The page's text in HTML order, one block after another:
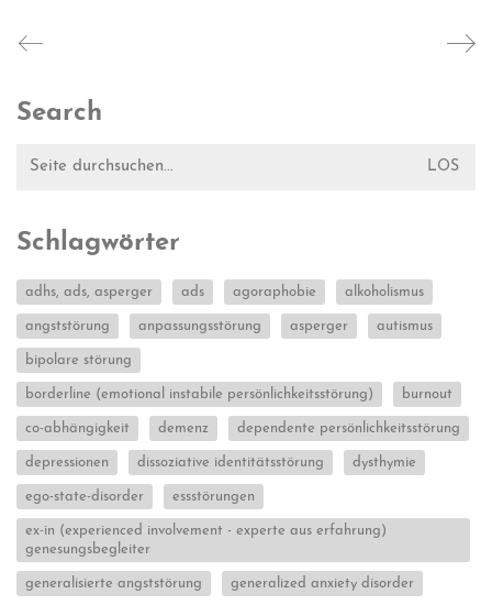
Search
nach:
Schlagwörter
adhs, ads, asperger ads agoraphobie alkoholismus
angststörung anpassungsstörung asperger autismus
bipolare störung
borderline (emotional instabile persönlichkeitsstörung) burnout
co-abhängigkeit demenz dependente persönlichkeitsstörung
depressionen dissoziative identitätsstörung dysthymie
ego-state-disorder essstörungen
ex-in (experienced involvement - experte aus erfahrung)
genesungsbegleiter
generalisierte angststörung generalized anxiety disorder